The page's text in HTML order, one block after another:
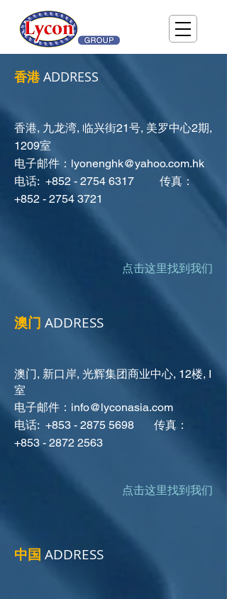
香港ADDRESS
香港, 九龙湾, 临兴街21号, 美罗中心2期,
1209室
电子邮件： lyonenghk@yahoo.com.hk
电话: +852 - 2754 6317 传真：
+852 - 2754 3721
点击这里找到我们
澳门 ADDRESS
澳门, 新口岸, 光辉集团商业中心, 12楼, I
室
电子邮件： info@lyconasia.com
电话: +853 - 2875 5698 传真：
+853 - 2872 2563
点击这里找到我们
中国 ADDRESS